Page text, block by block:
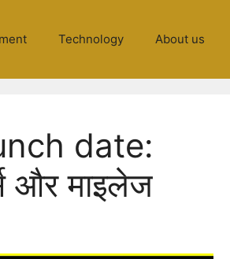
Technology About us
date:
और माइलेज